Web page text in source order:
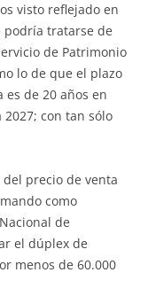
visto reflejado en
podría tratarse de
de Patrimonio
lo de que el plazo
de 20 años en
2027; con tan sólo
precio de venta
como
de
el dúplex de
menos de 60.000